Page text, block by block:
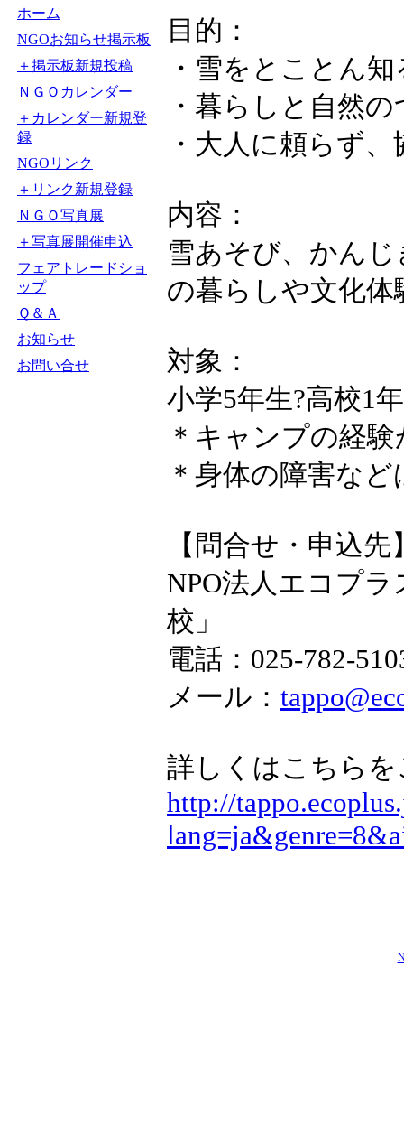
ホーム
NGOお知らせ掲示板
＋掲示板新規投稿
ＮＧＯカレンダー
＋カレンダー新規登
録
NGOリンク
＋リンク新規登録
ＮＧＯ写真展
＋写真展開催申込
フェアトレードショ
ップ
Ｑ＆Ａ
お知らせ
お問い合せ
目的：
・雪をとことん知
・暮らしと自然
・大人に頼らず
内容：
雪あそび、かん
の暮らしや文化
対象：
小学5年生?高校1
＊キャンプの経
＊身体の障害な
【問合せ・申込先
NPO法人エコプ
校」
電話：025-
メール：
詳しくはこちら
http://